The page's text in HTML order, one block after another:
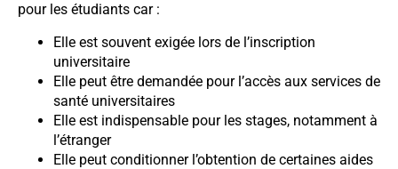
pour les étudiants car :
Elle est souvent exigée lors de l’inscription
universitaire
Elle peut être demandée pour l’accès aux services de
santé universitaires
Elle est indispensable pour les stages, notamment à
l’étranger
Elle peut conditionner l’obtention de certaines aides